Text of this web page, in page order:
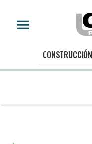
CONSTRUCCIÓN